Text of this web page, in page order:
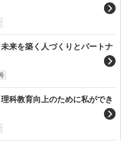
来を築く人づくりとパートナ
科教育向上のために私ができ